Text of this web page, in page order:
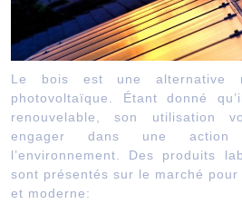
Le bois est une alternative
photovoltaïque. Étant donné
renouvelable, son utilisation
engager dans une
l’environnement. Des produits
sont présentés sur le marché
et moderne: